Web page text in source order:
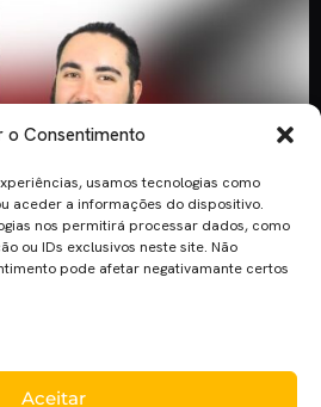
o Consentimento
usamos tecnologias como
aceder a informações do dispositivo.
nos permitirá processar dados, como
ou IDs exclusivos neste site. Não
pode afetar negativamante certos
Aceitar
essa a premissa da próxima
que esta teve. O Frutas traz-nos a
perder, e se gostaste deste vídeo